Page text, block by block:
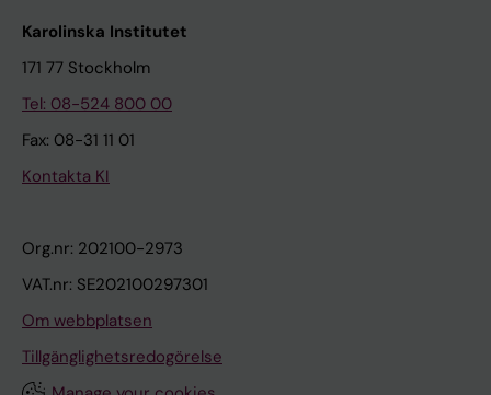
Karolinska Institutet
171 77 Stockholm
Tel: 08-524 800 00
Fax: 08-31 11 01
Kontakta KI
Org.nr: 202100-2973
VAT.nr: SE202100297301
Om webbplatsen
Tillgänglighetsredogörelse